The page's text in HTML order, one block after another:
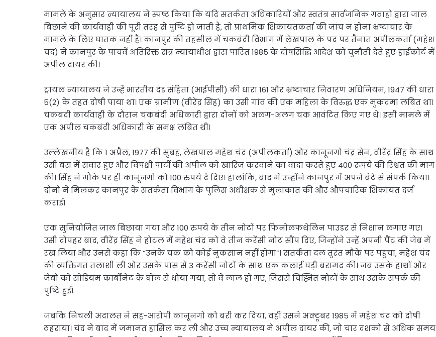
मामले के अनुसार न्यायालय ने स्पष्ट किया कि यदि सतर्कता अधिकारियों और स्वतंत्र सार्वजनिक गवाहों द्वारा जाल
बिछाने की कार्यवाही की पूरी तरह से पुष्टि हो जाती है, तो प्राथमिक शिकायतकर्ता की जांच न होना भ्रष्टाचार के
मामले के लिए घातक नहीं है। कानपुर की तहसील में चकबंदी विभाग में लेखपाल के पद पर तैनात अपीलकर्ता (महेश
चंद) ने कानपुर के पांचवें अतिरिक्त सत्र न्यायाधीश द्वारा पारित 1985 के दोषसिद्धि आदेश को चुनौती देते हुए हाईकोर्ट में
अपील दायर की।
ट्रायल न्यायालय ने उन्हें भारतीय दंड संहिता (आईपीसी) की धारा 161 और भ्रष्टाचार निवारण अधिनियम, 1947 की धारा
5(2) के तहत दोषी पाया था। एक ग्रामीण (वीरेंद्र सिंह) का उसी गांव की एक महिला के विरुद्ध एक मुकदमा लंबित था।
चकबंदी कार्यवाही के दौरान चकबंदी अधिकारी द्वारा दोनों को अलग-अलग चक आवंटित किए गए थे। इसी मामले में
एक अपील चकबंदी अधिकारी के समक्ष लंबित थी।
उल्लेखनीय है कि 1 अप्रैल, 1977 की सुबह, लेखपाल महेश चंद (अपीलकर्ता) और कानूनगो चंद्र सेन, वीरेंद्र सिंह के साथ
उसी बस में सवार हुए और विपक्षी पार्टी की अपील को खारिज करवाने का वादा करते हुए 400 रुपये की रिश्वत की मांग
की। सिंह ने मौके पर ही कानूनगो को 100 रुपये दे दिए। हालांकि, बाद में उन्होंने कानपुर में अपने बेटे से संपर्क किया।
दोनों ने मिलकर कानपुर के सतर्कता विभाग के पुलिस अधीक्षक से मुलाकात की और औपचारिक शिकायत दर्ज
कराई।
एक सुनियोजित जाल बिछाया गया और 100 रुपये के तीन नोटों पर फिनोलफथेलिन पाउडर से निशान लगाए गए।
उसी दोपहर बाद, वीरेंद्र सिंह ने होटल में महेश चंद को वे तीन करेंसी नोट सौंप दिए, जिन्होंने उन्हें अपनी पैंट की जेब में
रख लिया और उनसे कहा कि “उनके चक को कोई नुकसान नहीं होगा”। सतर्कता दल तुरंत मौके पर पहुंचा, महेश चंद
की व्यक्तिगत तलाशी ली और उसके पास से 3 करेंसी नोटों के साथ एक कलाई घड़ी बरामद की। जब उसके हाथों और
जेबों को सोडियम कार्बोनेट के घोल से धोया गया, तो वे लाल हो गए, जिससे चिह्नित नोटों के साथ उसके संपर्क की
पुष्टि हुई।
जबकि निचली अदालत ने सह-आरोपी कानूनगो को बरी कर दिया, वहीं उसने अक्टूबर 1985 में महेश चंद को दोषी
ठहराया। चंद ने बाद में जमानत हासिल कर ली और उच्च न्यायालय में अपील दायर की, जो चार दशकों से अधिक समय